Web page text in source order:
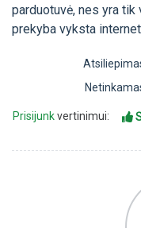
parduotuvė, nes yra tik
prekyba vyksta
Prisijunkvertinimui: